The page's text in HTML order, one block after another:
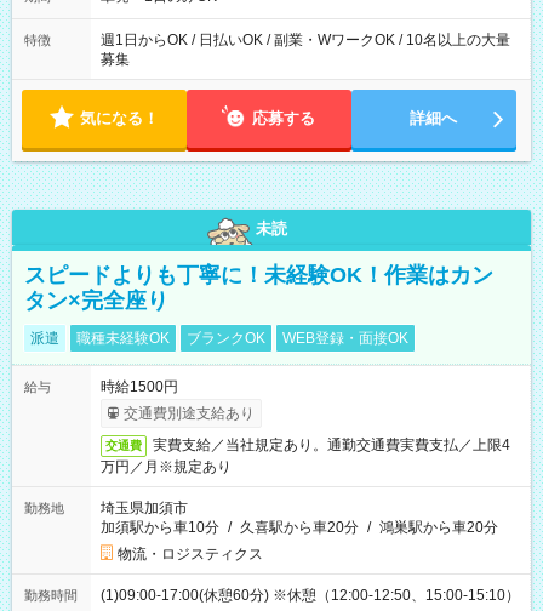
特徴
週1日からOK / 日払いOK / 副業・WワークOK / 10名以上の大量
募集
気になる！ 応募する 詳細へ
未読
スピードよりも丁寧に！未経験OK！作業はカン
タン×完全座り
派遣 職種未経験OK ブランクOK WEB登録・面接OK
給与
時給1500円
交通費別途支給あり
交通費
実費支給／当社規定あり。通勤交通費実費支払／上限4
万円／月※規定あり
勤務地
埼玉県加須市
加須駅から車10分 / 久喜駅から車20分 / 鴻巣駅から車20分
物流・ロジスティクス
勤務時間 (1)09:00-17:00(休憩60分) ※休憩（12:00-12:50、15:00-15:10）